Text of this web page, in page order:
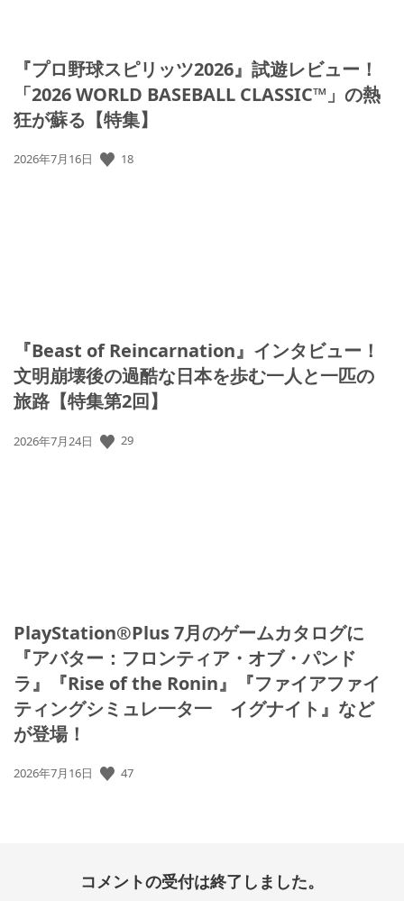
『プロ野球スピリッツ2026』試遊レビュー！
「2026 WORLD BASEBALL CLASSIC™」の熱
狂が蘇る【特集】
公
2026年7月16日 18
『Beast of Reincarnation』インタビュー！
文明崩壊後の過酷な日本を歩む一人と一匹の
旅路【特集第2回】
公
2026年7月24日 29
PlayStation®Plus 7月のゲームカタログに
『アバター：フロンティア・オブ・パンド
ラ』『Rise of the Ronin』『ファイアファイ
ティングシミュレ一タ一 イグナイト』など
が登場！
公
2026年7月16日 47
コメントの受付は終了しました。